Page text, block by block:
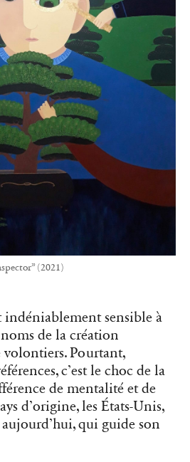
(2021)
indéniablement sensible à
de la création
volontiers. Pourtant,
c’est le choc de la
de mentalité et de
d’origine, les États-Unis,
qui guide son